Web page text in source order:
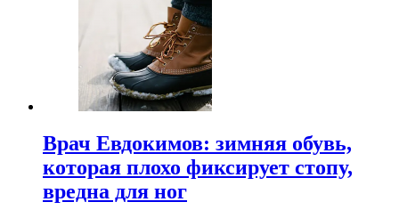
Врач Евдокимов: зимняя обувь,
которая плохо фиксирует стопу,
вредна для ног